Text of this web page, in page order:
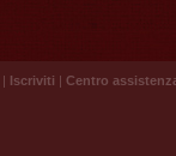
| Iscriviti | Centro